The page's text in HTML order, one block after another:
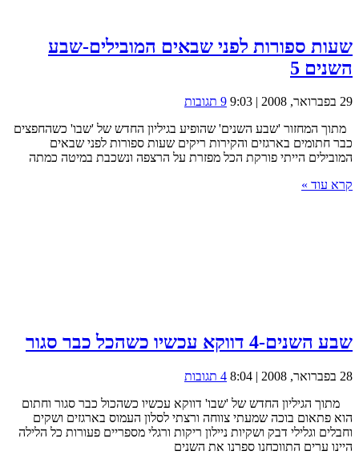
שעות ספורות לפני שבאים המובילים-שבע
השנים 5
29 בפברואר, 2008 | 9:03
9 תגובות
מתוך המחזור 'שבע השנים' שהופיע בגיליון החדש של 'שבו' כשהחפצים
כבר חתומים בארגזים והקירות ריקים שעות ספורות לפני שבאים
המובילים הייתי פורקת הכל מפזרת על הרצפה ונשכבת במיטה כמתה
קרא עוד »
שבע השנים-4 דווקא עכשיו כשהכל כבר סגור
28 בפברואר, 2008 | 8:04
4 תגובות
מתוך הגיליון החדש של 'שבו' דווקא עכשיו כשהכול כבר סגור וחתום
הוא פתאום בוכה שמעתי צווחה ורצתי לסלון העמוס בארגזים ושקים
וחבלים וגלילי דבק ושקיות ניילון ריקות ורגלי מספריים פעורות כל הלילה
היינו ערים התווכחנו ספרנו את השנים